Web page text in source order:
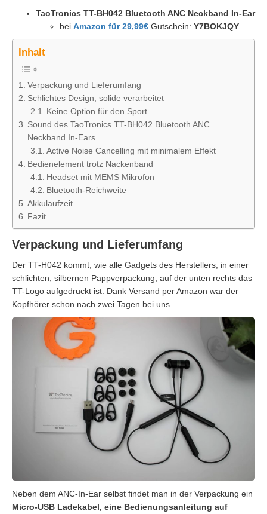
TaoTronics TT-BH042 Bluetooth ANC Neckband In-Ear
bei Amazon für 29,99€ Gutschein: Y7BOKJQY
Inhalt
Verpackung und Lieferumfang
Schlichtes Design, solide verarbeitet
Keine Option für den Sport
Sound des TaoTronics TT-BH042 Bluetooth ANC
Neckband In-Ears
Active Noise Cancelling mit minimalem Effekt
Bedienelement trotz Nackenband
Headset mit MEMS Mikrofon
Bluetooth-Reichweite
Akkulaufzeit
Fazit
Verpackung und Lieferumfang
Der TT-H042 kommt, wie alle Gadgets des Herstellers, in einer
schlichten, silbernen Pappverpackung, auf der unten rechts das
TT-Logo aufgedruckt ist. Dank Versand per Amazon war der
Kopfhörer schon nach zwei Tagen bei uns.
Neben dem ANC-In-Ear selbst findet man in der Verpackung ein
Micro-USB Ladekabel, eine Bedienungsanleitung auf